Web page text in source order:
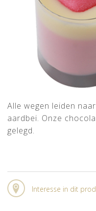
Alle wegen leiden
aardbei. Onze
gelegd.
Interesse in dit